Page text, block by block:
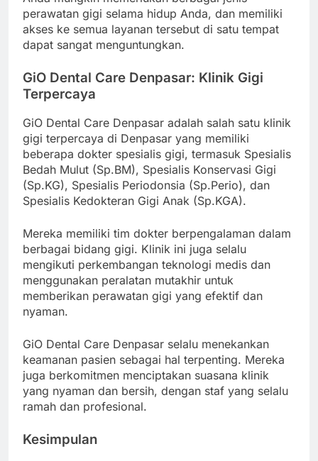
perawatan gigi selama hidup Anda, dan memiliki
akses ke semua layanan tersebut di satu tempat
dapat sangat menguntungkan.
GiO Dental Care Denpasar: Klinik Gigi
Terpercaya
GiO Dental Care Denpasar adalah salah satu klinik
gigi terpercaya di Denpasar yang memiliki
beberapa dokter spesialis gigi, termasuk Spesialis
Bedah Mulut (Sp.BM), Spesialis Konservasi Gigi
(Sp.KG), Spesialis Periodonsia (Sp.Perio), dan
Spesialis Kedokteran Gigi Anak (Sp.KGA).
Mereka memiliki tim dokter berpengalaman dalam
berbagai bidang gigi. Klinik ini juga selalu
mengikuti perkembangan teknologi medis dan
menggunakan peralatan mutakhir untuk
memberikan perawatan gigi yang efektif dan
nyaman.
GiO Dental Care Denpasar selalu menekankan
keamanan pasien sebagai hal terpenting. Mereka
juga berkomitmen menciptakan suasana klinik
yang nyaman dan bersih, dengan staf yang selalu
ramah dan profesional.
Kesimpulan